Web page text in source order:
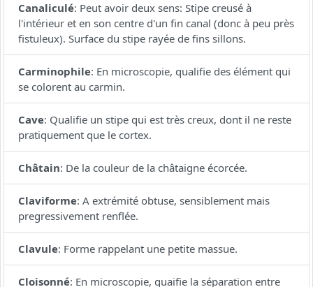
Canaliculé: Peut avoir deux sens: Stipe creusé à
l'intérieur et en son centre d'un fin canal (donc à peu près
fistuleux). Surface du stipe rayée de fins sillons.
Carminophile: En microscopie, qualifie des élément qui
se colorent au carmin.
Cave: Qualifie un stipe qui est très creux, dont il ne reste
pratiquement que le cortex.
Châtain: De la couleur de la châtaigne écorcée.
Claviforme: A extrémité obtuse, sensiblement mais
pregressivement renflée.
Clavule: Forme rappelant une petite massue.
Cloisonné: En microscopie, quaifie la séparation entre